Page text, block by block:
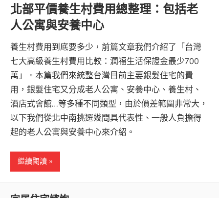
北部平價養生村費用總整理：包括老
人公寓與安養中心
養生村費用到底要多少，前篇文章我們介紹了「台灣
七大高級養生村費用比較：潤福生活保證金最少700
萬」。本篇我們來統整台灣目前主要銀髮住宅的費
用，銀髮住宅又分成老人公寓、安養中心、養生村、
酒店式會館…等多種不同類型，由於價差範圍非常大，
以下我們從北中南挑選幾間具代表性、一般人負擔得
起的老人公寓與安養中心來介紹。
繼續閱讀